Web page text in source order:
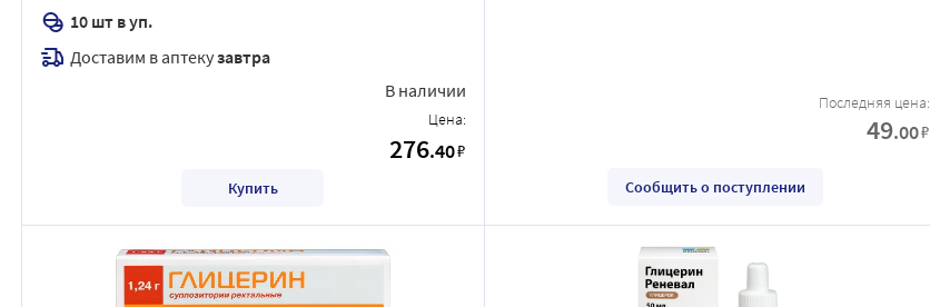
10 шт в уп.
Доставим в аптекузавтра
В наличии
Цена:
276.40₽
Купить
Последняя цена:
49.00₽
Сообщить о поступлении